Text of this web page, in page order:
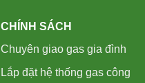
CHÍNH SÁCH
Chuyên giao gas gia đình
Lắp đặt hệ thống gas công